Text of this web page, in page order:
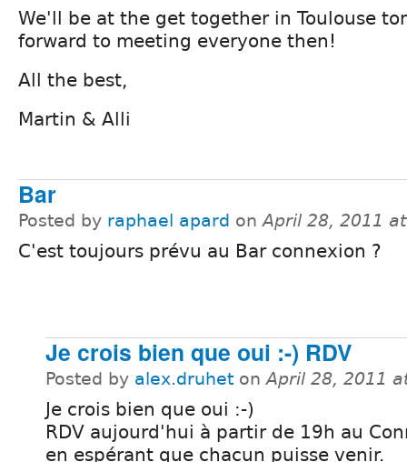
We'll be at the get together in Toulouse
forward to meeting everyone then!
All the best,
Martin & Alli
Bar
Posted by raphael apard onApril 28, 2011
C'est toujours prévu au Bar connexion ?
Je crois bien que oui :-) RDV
Posted by alex.druhet onApril 28, 2011
Je crois bien que oui :-)
RDV aujourd'hui à partir de 19h au
en espérant que chacun puisse venir.